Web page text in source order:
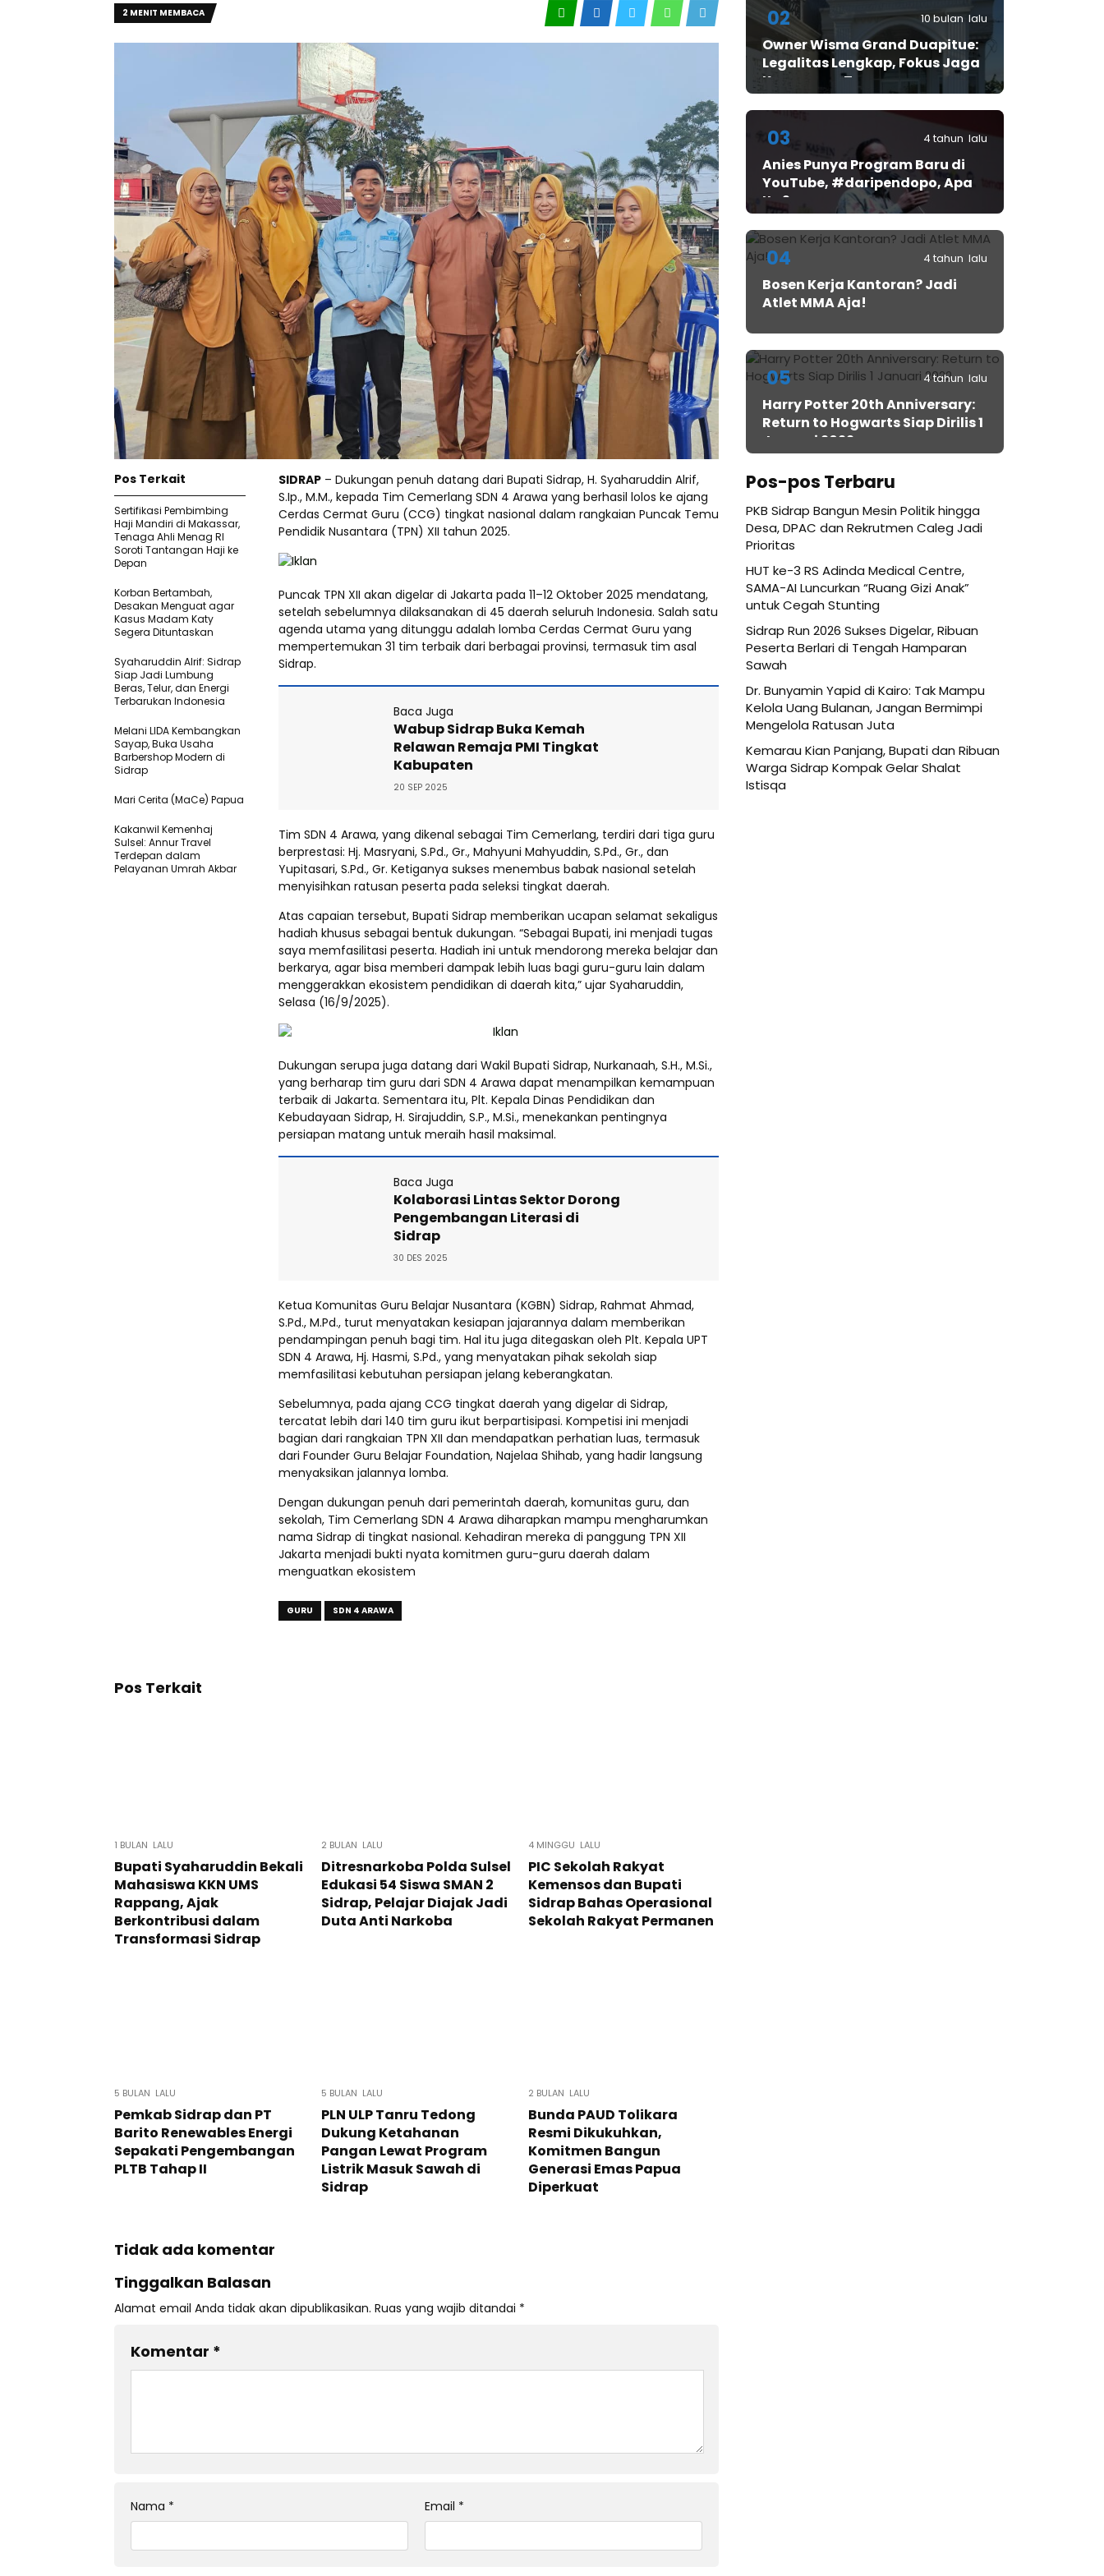
2 MENIT MEMBACA
SIDRAP – Dukungan penuh datang dari Bupati Sidrap, H. Syaharuddin Alrif,
S.Ip., M.M., kepada Tim Cemerlang SDN 4 Arawa yang berhasil lolos ke ajang
Cerdas Cermat Guru (CCG) tingkat nasional dalam rangkaian Puncak Temu
Pendidik Nusantara (TPN) XII tahun 2025.
Puncak TPN XII akan digelar di Jakarta pada 11–12 Oktober 2025 mendatang,
setelah sebelumnya dilaksanakan di 45 daerah seluruh Indonesia. Salah satu
agenda utama yang ditunggu adalah lomba Cerdas Cermat Guru yang
mempertemukan 31 tim terbaik dari berbagai provinsi, termasuk tim asal
Sidrap.
Baca Juga
Wabup Sidrap Buka Kemah
Relawan Remaja PMI Tingkat
Kabupaten
20 SEP 2025
Tim SDN 4 Arawa, yang dikenal sebagai Tim Cemerlang, terdiri dari tiga guru
berprestasi: Hj. Masryani, S.Pd., Gr., Mahyuni Mahyuddin, S.Pd., Gr., dan
Yupitasari, S.Pd., Gr. Ketiganya sukses menembus babak nasional setelah
menyisihkan ratusan peserta pada seleksi tingkat daerah.
Atas capaian tersebut, Bupati Sidrap memberikan ucapan selamat sekaligus
hadiah khusus sebagai bentuk dukungan. “Sebagai Bupati, ini menjadi tugas
saya memfasilitasi peserta. Hadiah ini untuk mendorong mereka belajar dan
berkarya, agar bisa memberi dampak lebih luas bagi guru-guru lain dalam
menggerakkan ekosistem pendidikan di daerah kita,” ujar Syaharuddin,
Selasa (16/9/2025).
Dukungan serupa juga datang dari Wakil Bupati Sidrap, Nurkanaah, S.H., M.Si.,
yang berharap tim guru dari SDN 4 Arawa dapat menampilkan kemampuan
terbaik di Jakarta. Sementara itu, Plt. Kepala Dinas Pendidikan dan
Kebudayaan Sidrap, H. Sirajuddin, S.P., M.Si., menekankan pentingnya
persiapan matang untuk meraih hasil maksimal.
Baca Juga
Kolaborasi Lintas Sektor Dorong
Pengembangan Literasi di
Sidrap
30 DES 2025
Ketua Komunitas Guru Belajar Nusantara (KGBN) Sidrap, Rahmat Ahmad,
S.Pd., M.Pd., turut menyatakan kesiapan jajarannya dalam memberikan
pendampingan penuh bagi tim. Hal itu juga ditegaskan oleh Plt. Kepala UPT
SDN 4 Arawa, Hj. Hasmi, S.Pd., yang menyatakan pihak sekolah siap
memfasilitasi kebutuhan persiapan jelang keberangkatan.
Sebelumnya, pada ajang CCG tingkat daerah yang digelar di Sidrap,
tercatat lebih dari 140 tim guru ikut berpartisipasi. Kompetisi ini menjadi
bagian dari rangkaian TPN XII dan mendapatkan perhatian luas, termasuk
dari Founder Guru Belajar Foundation, Najelaa Shihab, yang hadir langsung
menyaksikan jalannya lomba.
Dengan dukungan penuh dari pemerintah daerah, komunitas guru, dan
sekolah, Tim Cemerlang SDN 4 Arawa diharapkan mampu mengharumkan
nama Sidrap di tingkat nasional. Kehadiran mereka di panggung TPN XII
Jakarta menjadi bukti nyata komitmen guru-guru daerah dalam
menguatkan ekosistem
GURU SDN 4 ARAWA
Pos Terkait
Sertifikasi Pembimbing
Haji Mandiri di Makassar,
Tenaga Ahli Menag RI
Soroti Tantangan Haji ke
Depan
Korban Bertambah,
Desakan Menguat agar
Kasus Madam Katy
Segera Dituntaskan
Syaharuddin Alrif: Sidrap
Siap Jadi Lumbung
Beras, Telur, dan Energi
Terbarukan Indonesia
Melani LIDA Kembangkan
Sayap, Buka Usaha
Barbershop Modern di
Sidrap
Mari Cerita (MaCe) Papua
Kakanwil Kemenhaj
Sulsel: Annur Travel
Terdepan dalam
Pelayanan Umrah Akbar
Pos Terkait
1 BULAN LALU
Bupati Syaharuddin Bekali
Mahasiswa KKN UMS
Rappang, Ajak
Berkontribusi dalam
Transformasi Sidrap
2 BULAN LALU
Ditresnarkoba Polda Sulsel
Edukasi 54 Siswa SMAN 2
Sidrap, Pelajar Diajak Jadi
Duta Anti Narkoba
4 MINGGU LALU
PIC Sekolah Rakyat
Kemensos dan Bupati
Sidrap Bahas Operasional
Sekolah Rakyat Permanen
5 BULAN LALU
Pemkab Sidrap dan PT
Barito Renewables Energi
Sepakati Pengembangan
PLTB Tahap II
5 BULAN LALU
PLN ULP Tanru Tedong
Dukung Ketahanan
Pangan Lewat Program
Listrik Masuk Sawah di
Sidrap
2 BULAN LALU
Bunda PAUD Tolikara
Resmi Dikukuhkan,
Komitmen Bangun
Generasi Emas Papua
Diperkuat
Tidak ada komentar
Tinggalkan Balasan
Alamat email Anda tidak akan dipublikasikan. Ruas yang wajib ditandai *
Komentar *
Nama * Email *
02 10 bulan lalu
Owner Wisma Grand Duapitue:
Legalitas Lengkap, Fokus Jaga
Keamanan Tamu
03 4 tahun lalu
Anies Punya Program Baru di
YouTube, #daripendopo, Apa
Itu?
04 4 tahun lalu
Bosen Kerja Kantoran? Jadi
Atlet MMA Aja!
05 4 tahun lalu
Harry Potter 20th Anniversary:
Return to Hogwarts Siap Dirilis 1
Januari 2022
Pos-pos Terbaru
PKB Sidrap Bangun Mesin Politik hingga
Desa, DPAC dan Rekrutmen Caleg Jadi
Prioritas
HUT ke-3 RS Adinda Medical Centre,
SAMA-AI Luncurkan “Ruang Gizi Anak”
untuk Cegah Stunting
Sidrap Run 2026 Sukses Digelar, Ribuan
Peserta Berlari di Tengah Hamparan
Sawah
Dr. Bunyamin Yapid di Kairo: Tak Mampu
Kelola Uang Bulanan, Jangan Bermimpi
Mengelola Ratusan Juta
Kemarau Kian Panjang, Bupati dan Ribuan
Warga Sidrap Kompak Gelar Shalat
Istisqa